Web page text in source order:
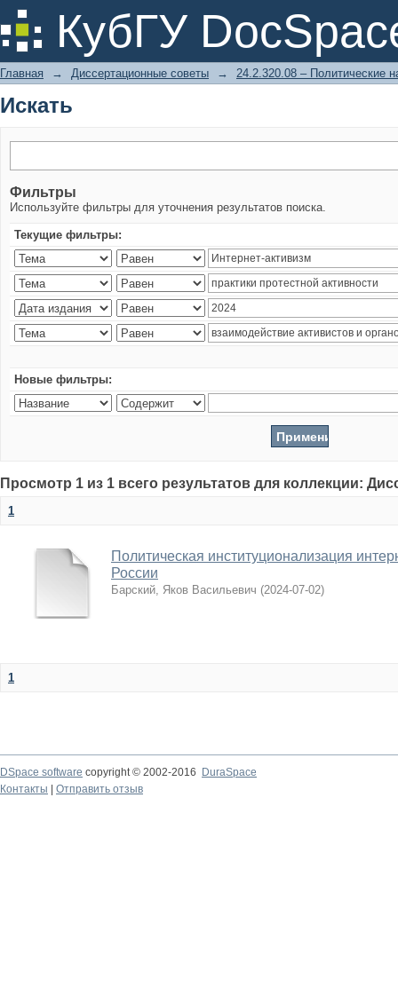
КубГУ
Искать
Главная → Диссертационные советы → 24.2.320.08 – Политические
Искать
Фильтры
Используйте фильтры для уточнения результатов поиска.
Текущие фильтры:
Новые фильтры:
Просмотр 1 из 1 всего результатов для коллекции:
1
Политическая институционализация
России
Барский, Яков Васильевич (2024-07-02)
1
DSpace software copyright © 2002-2016
DuraSpace
Контакты
Отправить отзыв